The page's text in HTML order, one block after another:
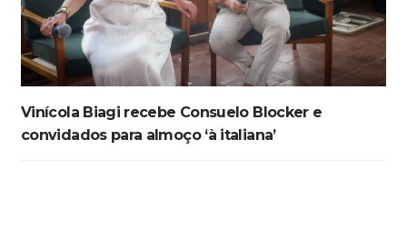
Vinícola Biagi recebe Consuelo Blocker e
convidados para almoço ‘à italiana’